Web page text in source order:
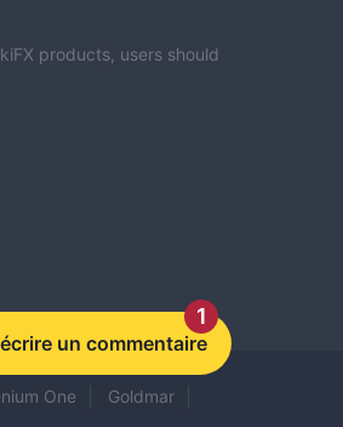
écrire un commentaire
1
products, users should
One
Goldmar